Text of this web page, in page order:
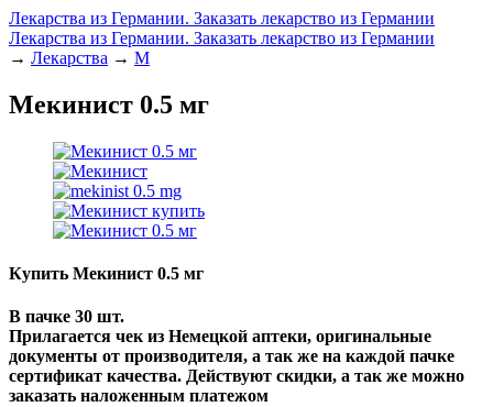
Лекарства из Германии. Заказать лекарство из Германии
Лекарства из Германии. Заказать лекарство из Германии
→ Лекарства → М
Мекинист 0.5 мг
Купить Мекинист 0.5 мг
В пачке 30 шт.
Прилагается чек из Немецкой аптеки, оригинальные
документы от производителя, а так же на каждой пачке
сертификат качества. Действуют скидки, а так же можно
заказать наложенным платежом